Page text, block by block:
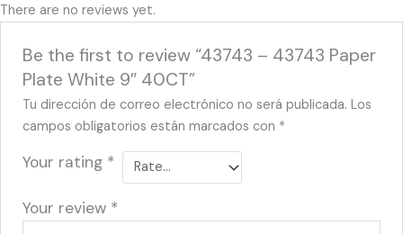
There are no reviews yet.
Be the first to review “43743 – 43743 Paper
Plate White 9″ 40CT”
Tu dirección de correo electrónico no será publicada. Los
campos obligatorios están marcados con *
Your rating *
Your review *